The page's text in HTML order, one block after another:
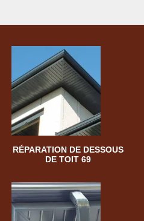
RÉPARATION DE DESSOUS
DE TOIT 69